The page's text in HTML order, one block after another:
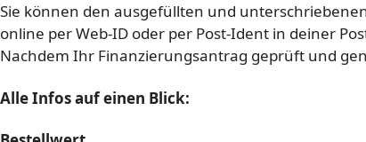
Sie können den ausgefüllten und
online per Web-ID oder per Post-Ident in deiner
Nachdem Ihr Finanzierungsantrag geprüft und
Alle Infos auf einen Blick: